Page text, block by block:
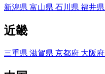
新潟県 富山県 石川県 福井県
近畿
三重県 滋賀県 京都府 大阪府